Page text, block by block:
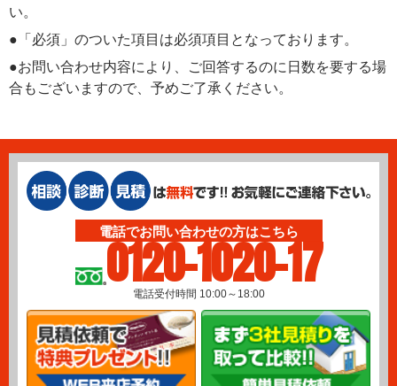
い。
●「必須」のついた項目は必須項目となっております。
●お問い合わせ内容により、ご回答するのに日数を要する場
合もございますので、予めご了承ください。
電話でお問い合わせの方はこちら
0120-1020-17
電話受付時間 10:00～18:00